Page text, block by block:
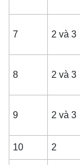
7 2 và 3
8 2 và 3
9 2 và 3
10 2